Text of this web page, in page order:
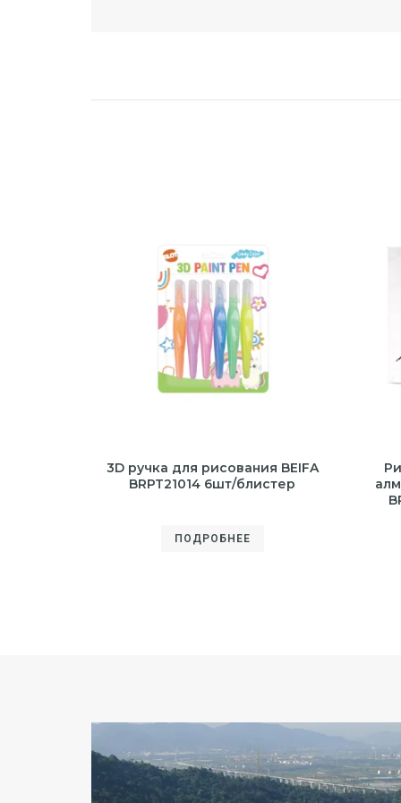
3D ручка для рисования BEIFA
BRPT21014 6шт/блистер
ПОДРОБНЕЕ